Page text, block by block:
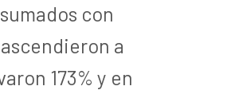
con
a
173% y en